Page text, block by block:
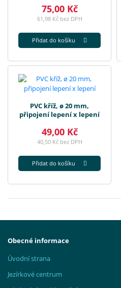
75,00 Kč
61,98 Kč bez DPH
Přidat do košíku
PVC kříž, ø 20 mm,
připojení lepení x lepení
49,00 Kč
40,50 Kč bez DPH
Přidat do košíku
Obecné informace
Úvodní strana
Jezírkové centrum